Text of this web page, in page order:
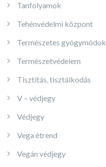
Tanfolyamok
Tehénvédelmi központ
Természetes gyógymódok
Természetvédelem
Tisztítás, tisztálkodás
V – védjegy
Védjegy
Vega étrend
Vegán védjegy